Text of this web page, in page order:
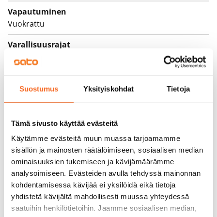
Suostumus Yksityiskohdat Tietoja
Tämä sivusto käyttää evästeitä
Käytämme evästeitä muun muassa tarjoamamme
sisällön ja mainosten räätälöimiseen, sosiaalisen median
ominaisuuksien tukemiseen ja kävijämäärämme
analysoimiseen. Evästeiden avulla tehdyssä mainonnan
kohdentamisessa kävijää ei yksilöidä eikä tietoja
yhdistetä kävijältä mahdollisesti muussa yhteydessä
saatuihin henkilötietoihin. Jaamme sosiaalisen median,
Vapautuminen
Vuokrattu
Varallisuusrajat
Vuokra
Pakollinen, ei sisälly vuokraan
Vesimaksu
Kulutuksen mukaan
Sähkömaksu
Vuokralainen solmii itse sähkösopimuksen.